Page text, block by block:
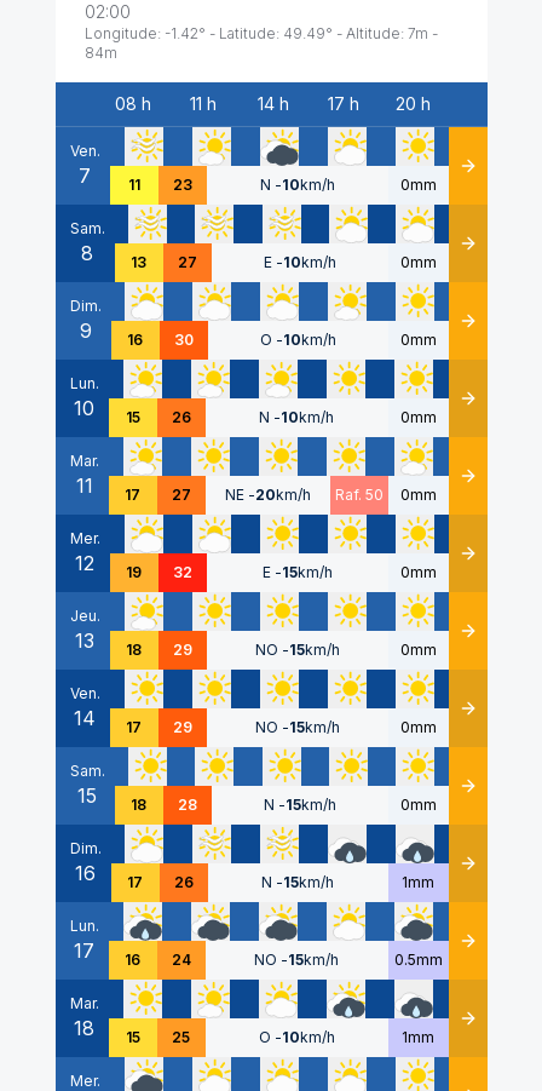
02:00
Longitude: -1.42° - Latitude: 49.49° - Altitude: 7m -
84m
Date
08 h 11 h 14 h 17 h 20 h
Ven.
7 11 23 N -10km/h 0mm Détails
Sam.
8 13 27 E -10km/h 0mm Détails
Dim.
9 16 30 O -10km/h 0mm Détails
Lun.
10 15 26 N -10km/h 0mm Détails
Mar.
11 17 27 NE -20km/h Raf. 50 0mm Détails
Mer.
12 19 32 E -15km/h 0mm Détails
Jeu.
13 18 29 NO -15km/h 0mm Détails
Ven.
14 17 29 NO -15km/h 0mm Détails
Sam.
15 18 28 N -15km/h 0mm Détails
Dim.
16 17 26 N -15km/h 1mm Détails
Lun.
17 16 24 NO -15km/h 0.5mm Détails
Mar.
18 15 25 O -10km/h 1mm Détails
Mer.